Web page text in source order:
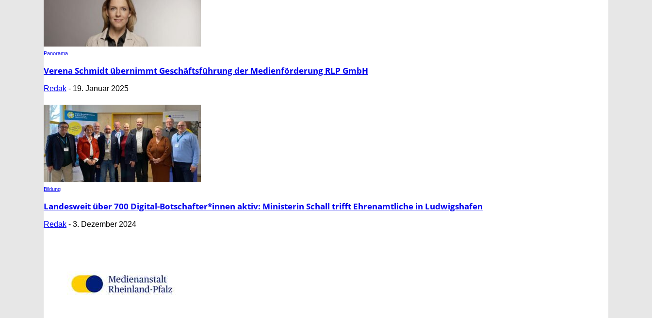
Panorama
Verena Schmidt übernimmt Geschäftsführung der Medienförderung RLP GmbH
Redak - 19. Januar 2025
Bildung
Landesweit über 700 Digital-Botschafter*innen aktiv: Ministerin Schall trifft Ehrenamtliche in Ludwigshafen
Redak - 3. Dezember 2024